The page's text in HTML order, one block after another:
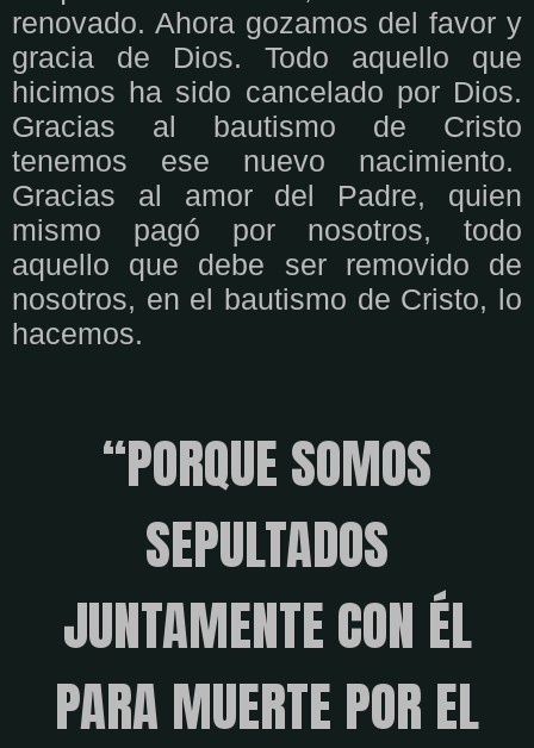
renovado. Ahora gozamos del favor y
gracia de Dios. Todo aquello que
hicimos ha sido cancelado por Dios.
Gracias al bautismo de Cristo
tenemos ese nuevo nacimiento.
Gracias al amor del Padre, quien
mismo pagó por nosotros, todo
aquello que debe ser removido de
nosotros, en el bautismo de Cristo, lo
hacemos.
“PORQUE SOMOS
SEPULTADOS
JUNTAMENTE CON ÉL
PARA MUERTE POR EL